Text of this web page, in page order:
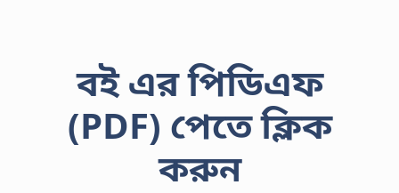
বই এর পিডিএফ
(PDF) পেতে ক্লিক
করুন